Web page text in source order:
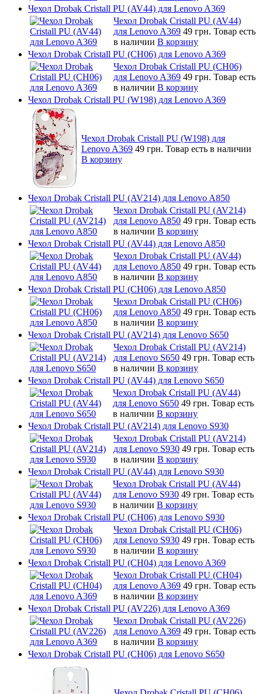
Чехол Drobak Cristall PU (AV44) для Lenovo A369
Чехол Drobak Cristall PU (AV44)
для Lenovo A369 49 грн. Товар есть
в наличии В корзину
Чехол Drobak Cristall PU (CH06) для Lenovo A369
Чехол Drobak Cristall PU (CH06)
для Lenovo A369 49 грн. Товар есть
в наличии В корзину
Чехол Drobak Cristall PU (W198) для Lenovo A369
Чехол Drobak Cristall PU (W198) для
Lenovo A369 49 грн. Товар есть в наличии
В корзину
Чехол Drobak Cristall PU (AV214) для Lenovo A850
Чехол Drobak Cristall PU (AV214)
для Lenovo A850 49 грн. Товар есть
в наличии В корзину
Чехол Drobak Cristall PU (AV44) для Lenovo A850
Чехол Drobak Cristall PU (AV44)
для Lenovo A850 49 грн. Товар есть
в наличии В корзину
Чехол Drobak Cristall PU (CH06) для Lenovo A850
Чехол Drobak Cristall PU (CH06)
для Lenovo A850 49 грн. Товар есть
в наличии В корзину
Чехол Drobak Cristall PU (AV214) для Lenovo S650
Чехол Drobak Cristall PU (AV214)
для Lenovo S650 49 грн. Товар есть
в наличии В корзину
Чехол Drobak Cristall PU (AV44) для Lenovo S650
Чехол Drobak Cristall PU (AV44)
для Lenovo S650 49 грн. Товар есть
в наличии В корзину
Чехол Drobak Cristall PU (AV214) для Lenovo S930
Чехол Drobak Cristall PU (AV214)
для Lenovo S930 49 грн. Товар есть
в наличии В корзину
Чехол Drobak Cristall PU (AV44) для Lenovo S930
Чехол Drobak Cristall PU (AV44)
для Lenovo S930 49 грн. Товар есть
в наличии В корзину
Чехол Drobak Cristall PU (CH06) для Lenovo S930
Чехол Drobak Cristall PU (CH06)
для Lenovo S930 49 грн. Товар есть
в наличии В корзину
Чехол Drobak Cristall PU (CH04) для Lenovo A369
Чехол Drobak Cristall PU (CH04)
для Lenovo A369 49 грн. Товар есть
в наличии В корзину
Чехол Drobak Cristall PU (AV226) для Lenovo A369
Чехол Drobak Cristall PU (AV226)
для Lenovo A369 49 грн. Товар есть
в наличии В корзину
Чехол Drobak Cristall PU (CH06) для Lenovo S650